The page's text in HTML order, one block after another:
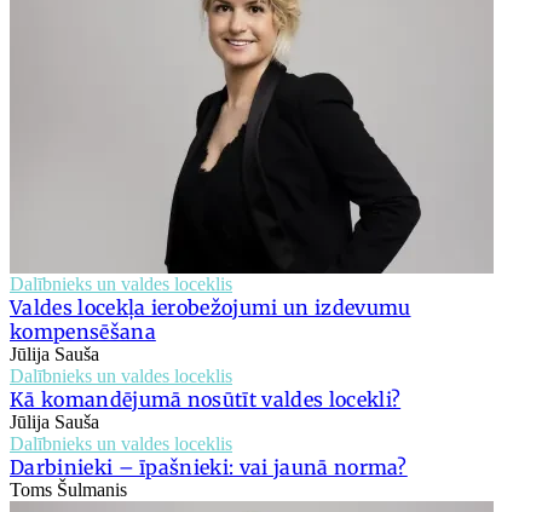
Dalībnieks un valdes loceklis
Valdes locekļa ierobežojumi un izdevumu
kompensēšana
Jūlija Sauša
Dalībnieks un valdes loceklis
Kā komandējumā nosūtīt valdes locekli?
Jūlija Sauša
Dalībnieks un valdes loceklis
Darbinieki – īpašnieki: vai jaunā norma?
Toms Šulmanis